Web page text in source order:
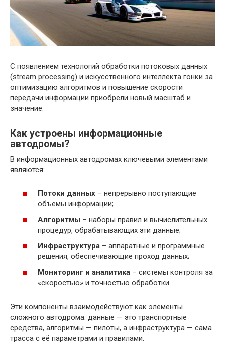
С появлением технологий обработки потоковых данных
(stream processing) и искусственного интеллекта гонки за
оптимизацию алгоритмов и повышение скорости
передачи информации приобрели новый масштаб и
значение.
Как устроены информационные
автодромы?
В информационных автодромах ключевыми элементами
являются:
Потоки данных – непрерывно поступающие
объемы информации;
Алгоритмы – наборы правил и вычислительных
процедур, обрабатывающих эти данные;
Инфраструктура – аппаратные и программные
решения, обеспечивающие проход данных;
Мониторинг и аналитика – системы контроля за
«скоростью» и точностью обработки.
Эти компоненты взаимодействуют как элементы
сложного автодрома: данные — это транспортные
средства, алгоритмы — пилоты, а инфраструктура — сама
трасса с её параметрами и правилами.